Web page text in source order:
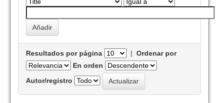
Resultados por página |Ordenar por
En orden
Autor/registro